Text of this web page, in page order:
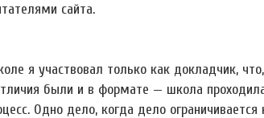
сайта.
я участвовал только как докладчик,
были и в формате — школа
Одно дело, когда дело